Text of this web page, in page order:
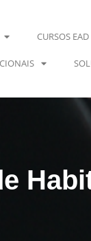
CURSOS EAD